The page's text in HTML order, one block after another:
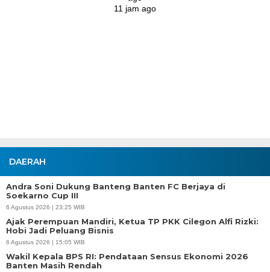
11 jam ago
DAERAH
Andra Soni Dukung Banteng Banten FC Berjaya di
Soekarno Cup III
6 Agustus 2026 | 23:25 WIB
Ajak Perempuan Mandiri, Ketua TP PKK Cilegon Alfi Rizki:
Hobi Jadi Peluang Bisnis
6 Agustus 2026 | 15:05 WIB
Wakil Kepala BPS RI: Pendataan Sensus Ekonomi 2026
Banten Masih Rendah